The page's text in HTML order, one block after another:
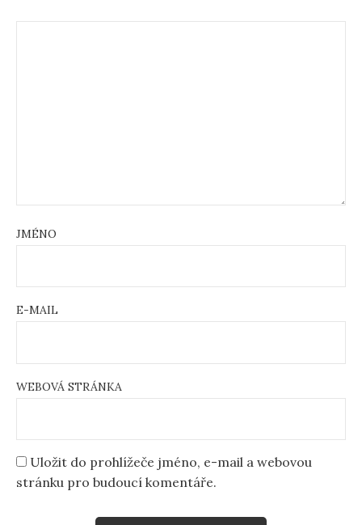
JMÉNO
E-MAIL
WEBOVÁ STRÁNKA
Uložit do prohlížeče jméno, e-mail a webovou
stránku pro budoucí komentáře.